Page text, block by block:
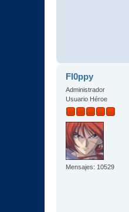
Fl0ppy
Administrador
Usuario Héroe
Mensajes: 10529